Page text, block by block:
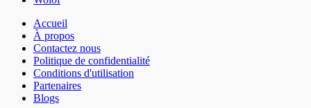
Accueil
À propos
Contactez nous
Politique de confidentialité
Conditions d'utilisation
Partenaires
Blogs